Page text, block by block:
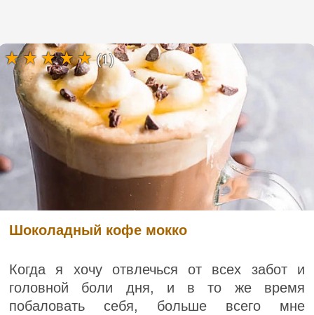
Шоколадный кофе мокко
Когда я хочу отвлечься от всех забот и
головной боли дня, и в то же время
побаловать себя, больше всего мне
(1)